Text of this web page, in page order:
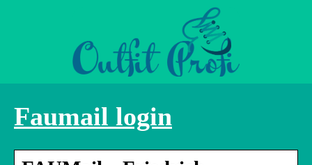
Faumail login